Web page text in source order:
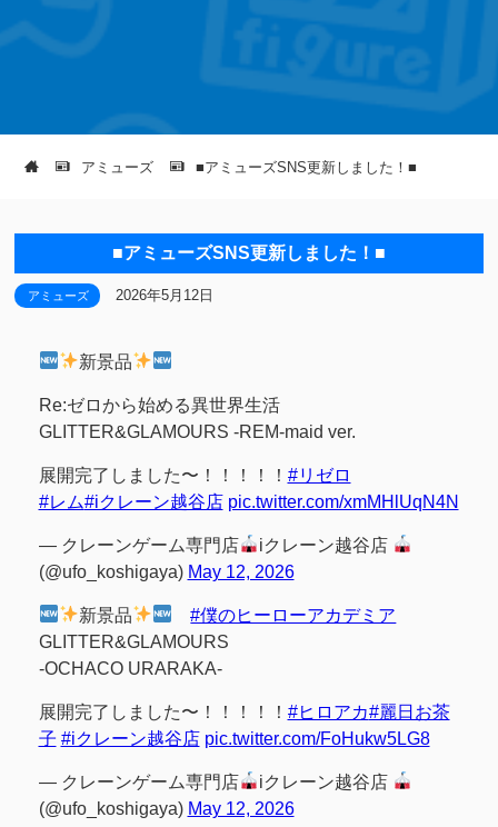
アミューズ ■アミューズSNS更新しました！■
■アミューズSNS更新しました！■
アミューズ 2026年5月12日
新景品
Re:ゼロから始める異世界生活
GLITTER&GLAMOURS -REM-maid ver.
展開完了しました〜！！！！！ #リゼロ
#レム#iクレーン越谷店 pic.twitter.com/xmMHlUqN4N
— クレーンゲーム専門店
iクレーン越谷店
(@ufo_koshigaya) May 12, 2026
新景品
#僕のヒーローアカデミア
GLITTER&GLAMOURS
-OCHACO URARAKA-
展開完了しました〜！！！！！ #ヒロアカ#麗日お茶
子 #iクレーン越谷店 pic.twitter.com/FoHukw5LG8
— クレーンゲーム専門店
iクレーン越谷店
(@ufo_koshigaya) May 12, 2026